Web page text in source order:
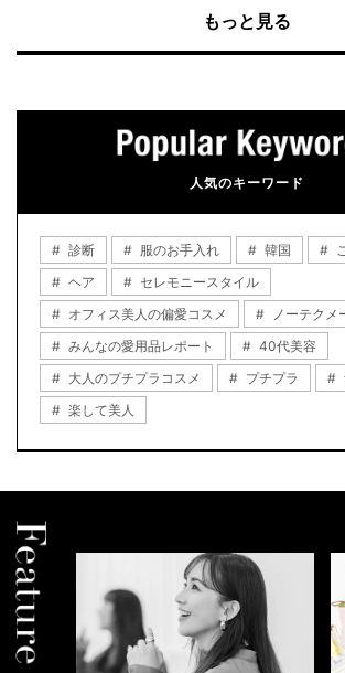
もっと見る
人気のキーワード
診断 服のお手入れ 韓国
ヘア
セレモニースタイル
オフィス美人の偏愛コスメ
ノーテクメ
みんなの愛用品レポート
40代美容
大人のプチプラコスメ
プチプラ
楽して美人